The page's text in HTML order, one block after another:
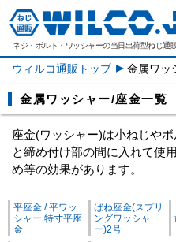
ネジ・ボルト・ワッシャーの当日出荷型ねじ通
ウィルコ通販トップ 金属ワッ
金属ワッシャー/座金一覧
座金(ワッシャー)は小ねじや
と締め付け部の間に入れて使
め等の効果があります。
平座金 / 平ワッ
シャー 特寸平座
金
ばね座金(スプリ
ングワッシャ
ー)2号